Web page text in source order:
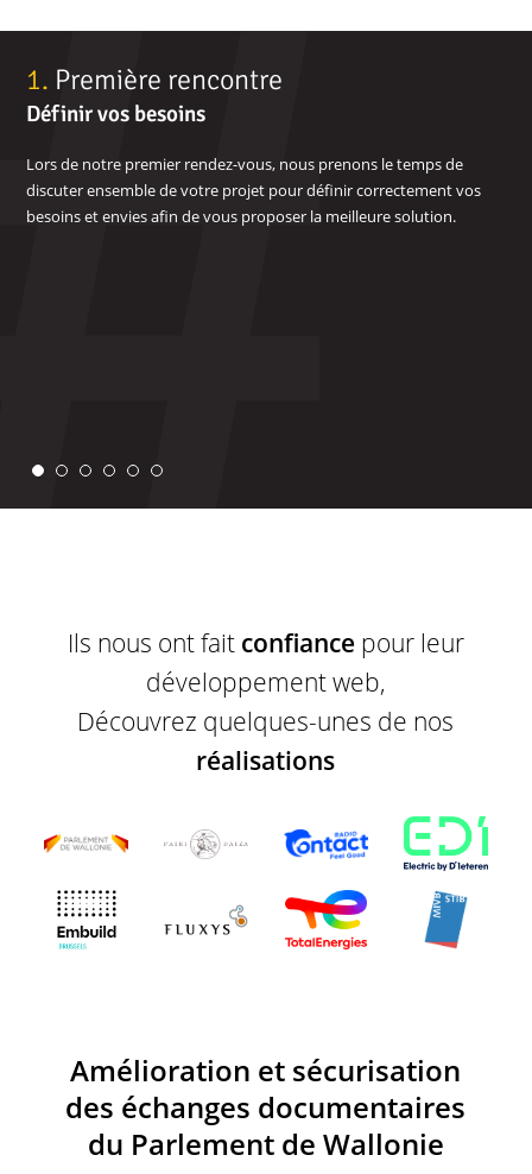
Les
étapes
notre
processus
1. Première rencontre
Définir vos besoins
Lors de notre premier rendez-vous, nous prenons le temps de
discuter ensemble de votre projet pour définir correctement vos
besoins et envies afin de vous proposer la meilleure solution.
Ils nous ont fait confiance pour leur
développement web,
Découvrez quelques-unes de nos
réalisations
Amélioration et sécurisation
des échanges documentaires
du Parlement de Wallonie